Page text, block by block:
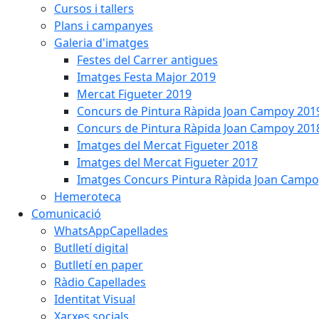
Cursos i tallers
Plans i campanyes
Galeria d'imatges
Festes del Carrer antigues
Imatges Festa Major 2019
Mercat Figueter 2019
Concurs de Pintura Ràpida Joan Campoy
Concurs de Pintura Ràpida Joan Campoy
Imatges del Mercat Figueter 2018
Imatges del Mercat Figueter 2017
Imatges Concurs Pintura Ràpida Joan
Hemeroteca
Comunicació
WhatsAppCapellades
Butlletí digital
Butlletí en paper
Ràdio Capellades
Identitat Visual